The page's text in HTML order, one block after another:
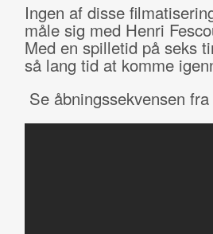
Ingen af disse
måle sig med Henri
Med en spilletid på seks
så lang tid at komme
Se åbningssekvensen fra